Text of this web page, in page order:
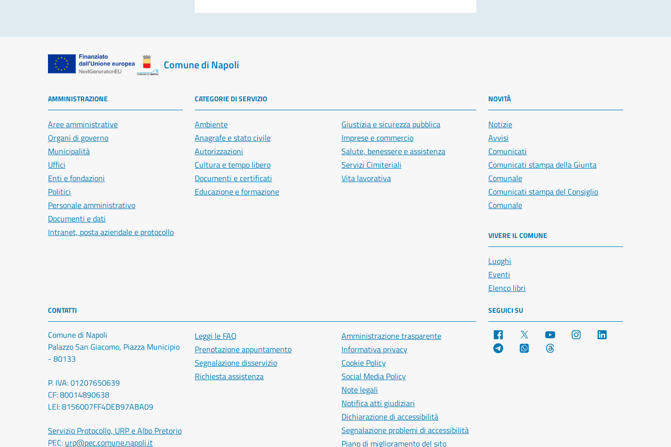
Comune di Napoli
AMMINISTRAZIONE
Aree amministrative
Organi di governo
Municipalità
Uffici
Enti e fondazioni
Politici
Personale amministrativo
Documenti e dati
Intranet, posta aziendale e protocollo
CATEGORIE DI SERVIZIO
Ambiente
Anagrafe e stato civile
Autorizzazioni
Cultura e tempo libero
Documenti e certificati
Educazione e formazione
Giustizia e sicurezza pubblica
Imprese e commercio
Salute, benessere e assistenza
Servizi Cimiteriali
Vita lavorativa
NOVITÀ
Notizie
Avvisi
Comunicati
Comunicati stampa della Giunta
Comunale
Comunicati stampa del Consiglio
Comunale
VIVERE IL COMUNE
Luoghi
Eventi
Elenco libri
CONTATTI
Comune di Napoli
Palazzo San Giacomo, Piazza Municipio
- 80133
P. IVA: 01207650639
CF: 80014890638
LEI: 8156007FF4DEB97ABA09
Servizio Protocollo, URP e Albo Pretorio
PEC: urp@pec.comune.napoli.it
Leggi le FAQ
Prenotazione appuntamento
Segnalazione disservizio
Richiesta assistenza
Amministrazione trasparente
Informativa privacy
Cookie Policy
Social Media Policy
Note legali
Notifica atti giudiziari
Dichiarazione di accessibilità
Segnalazione problemi di accessibilità
Piano di miglioramento del sito
SEGUICI SU
Facebook YouTube Instagram
Telegram WhatsApp